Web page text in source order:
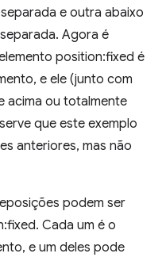
e outra abaixo
Agora é
position:fixed é
e ele (junto com
acima ou totalmente
que este exemplo
anteriores, mas não
podem ser
Cada um é o
e um deles pode